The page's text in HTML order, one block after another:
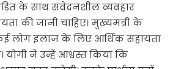
के साथ संवेदनशील व्यवहार
की जानी चाहिए। मुख्यमंत्री के
लोग इलाज के लिए आर्थिक सहायता
ने उन्हें आश्वस्त किया कि